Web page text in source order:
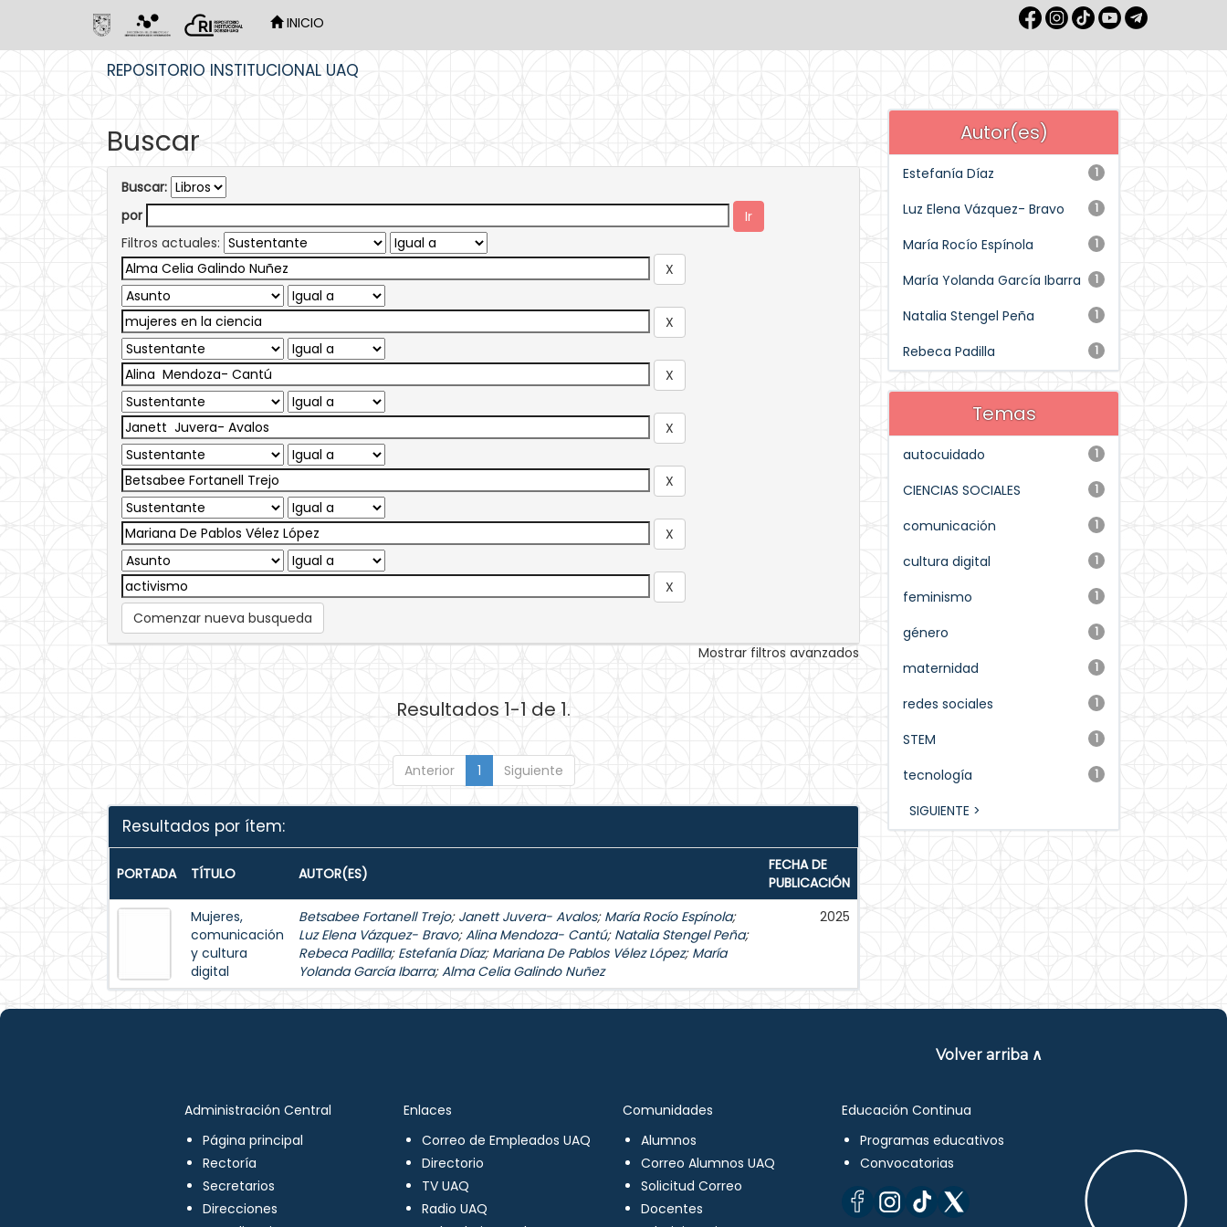
INICIO
REPOSITORIO INSTITUCIONAL UAQ
Buscar
Buscar:
por
Filtros actuales:
Comenzar nueva busqueda
Mostrar filtros avanzados
Resultados 1-1 de 1.
Anterior 1 Siguiente
Resultados por ítem:
PORTADA TÍTULO AUTOR(ES)
FECHA DE
PUBLICACIÓN
Mujeres,
comunicación
y cultura
digital
Betsabee Fortanell Trejo; Janett Juvera- Avalos; María Rocío Espínola;
Luz Elena Vázquez- Bravo;Alina Mendoza- Cantú; Natalia Stengel Peña;
Rebeca Padilla; Estefanía Díaz; Mariana De Pablos Vélez López; María
Yolanda García Ibarra;Alma Celia Galindo Nuñez
2025
Autor(es)
1
Estefanía Díaz
1
Luz Elena Vázquez- Bravo
1
María Rocío Espínola
1
María Yolanda García Ibarra
1
Natalia Stengel Peña
1
Rebeca Padilla
Temas
1
autocuidado
1
CIENCIAS SOCIALES
1
comunicación
1
cultura digital
1
feminismo
1
género
1
maternidad
1
redes sociales
1
STEM
1
tecnología
SIGUIENTE >
Volver arriba ∧
Administración Central
Página principal
Rectoría
Secretarios
Direcciones
Enlaces
Correo de Empleados UAQ
Directorio
TV UAQ
Radio UAQ
Comunidades
Alumnos
Correo Alumnos UAQ
Solicitud Correo
Docentes
Educación Continua
Programas educativos
Convocatorias